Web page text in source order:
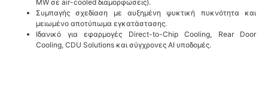
MW σε air-cooled διαμορφώσεις).
Συμπαγής σχεδίαση με αυξημένη ψυκτική πυκνότητα και
μειωμένο αποτύπωμα εγκατάστασης.
Ιδανικό για εφαρμογές Direct-to-Chip Cooling, Rear Door
Cooling, CDU Solutions και σύγχρονες AI υποδομές.